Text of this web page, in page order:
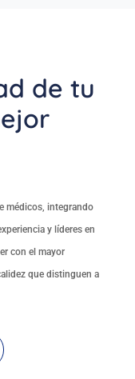
de tu
médicos, integrando
y líderes en
con el mayor
que distinguen a